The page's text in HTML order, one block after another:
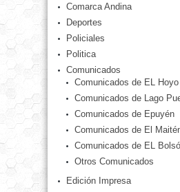
Comarca Andina
Deportes
Policiales
Politica
Comunicados
Comunicados de EL Hoyo
Comunicados de Lago
Comunicados de Epuyén
Comunicados de El
Comunicados de EL
Otros Comunicados
Edición Impresa